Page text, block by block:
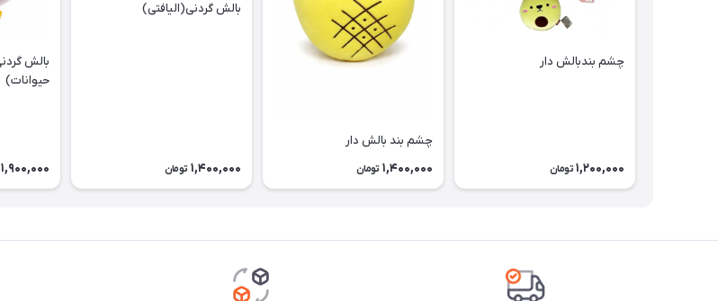
چشم بندبالش دار
1,200,000 تومان
چشم بند بالش دار
1,400,000 تومان
بالش گردنی(الیافتی)
1,400,000 تومان
بالش
حیوانات)
1,900,000